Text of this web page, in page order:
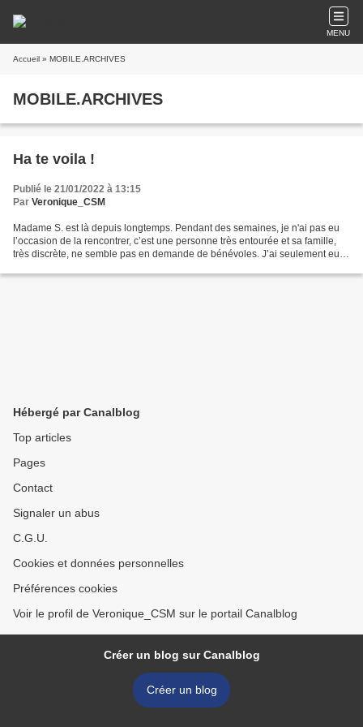
MENU
Accueil » MOBILE.ARCHIVES
MOBILE.ARCHIVES
Ha te voila !
Publié le 21/01/2022 à 13:15
Par Veronique_CSM
Madame S. est là depuis longtemps. Pendant des semaines, je n'ai pas eu
l’occasion de la rencontrer, c’est une personne très entourée et sa famille,
très discrète, ne semble pas en demande de bénévoles. J’ai seulement eu
Hébergé par Canalblog
Top articles
Pages
Contact
Signaler un abus
C.G.U.
Cookies et données personnelles
Préférences cookies
Voir le profil de Veronique_CSM sur le portail Canalblog
Créer un blog sur Canalblog
Créer un blog